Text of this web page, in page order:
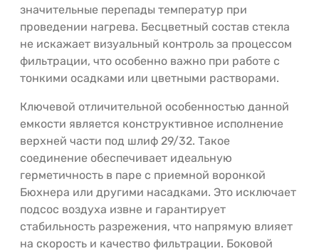
значительные перепады температур при
проведении нагрева. Бесцветный состав стекла
не искажает визуальный контроль за процессом
фильтрации, что особенно важно при работе с
тонкими осадками или цветными растворами.
Ключевой отличительной особенностью данной
емкости является конструктивное исполнение
верхней части под шлиф 29/32. Такое
соединение обеспечивает идеальную
герметичность в паре с приемной воронкой
Бюхнера или другими насадками. Это исключает
подсос воздуха извне и гарантирует
стабильность разрежения, что напрямую влияет
на скорость и качество фильтрации. Боковой